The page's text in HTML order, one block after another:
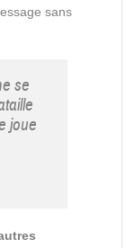
sans
se
joue